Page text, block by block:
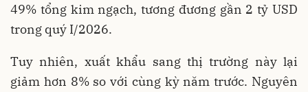
49% tổng kim ngạch, tương đương gần 2 tỷ USD
trong quý I/2026.
Tuy nhiên, xuất khẩu sang thị trường này lại
giảm hơn 8% so với cùng kỳ năm trước. Nguyên